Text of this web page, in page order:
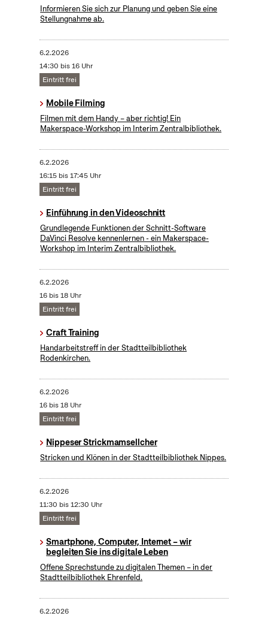
Informieren Sie sich zur Planung und geben Sie eine
Stellungnahme ab.
6.2.2026
14:30 bis 16 Uhr
Eintritt frei
Mobile Filming
Filmen mit dem Handy – aber richtig! Ein
Makerspace-Workshop im Interim Zentralbibliothek.
6.2.2026
16:15 bis 17:45 Uhr
Eintritt frei
Einführung in den Videoschnitt
Grundlegende Funktionen der Schnitt-Software
DaVinci Resolve kennenlernen - ein Makerspace-
Workshop im Interim Zentralbibliothek.
6.2.2026
16 bis 18 Uhr
Eintritt frei
Craft Training
Handarbeitstreff in der Stadtteilbibliothek
Rodenkirchen.
6.2.2026
16 bis 18 Uhr
Eintritt frei
Nippeser Strickmamsellcher
Stricken und Klönen in der Stadtteilbibliothek Nippes.
6.2.2026
11:30 bis 12:30 Uhr
Eintritt frei
Smartphone, Computer, Internet – wir
begleiten Sie ins digitale Leben
Offene Sprechstunde zu digitalen Themen – in der
Stadtteilbibliothek Ehrenfeld.
6.2.2026